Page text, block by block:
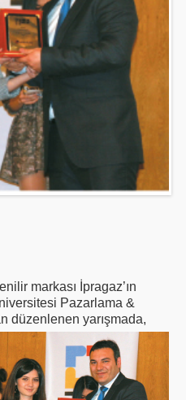
markası İpragaz’ın
Pazarlama &
düzenlenen yarışmada,